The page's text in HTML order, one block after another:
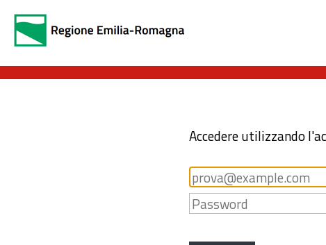
Accedere utilizzando